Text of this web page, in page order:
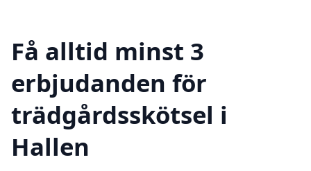
Få alltid minst 3
erbjudanden för
trädgårdsskötsel i
Hallen